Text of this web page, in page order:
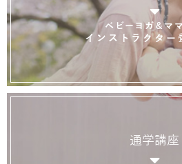
ベビーヨガ＆マ
インストラクター
通学講座